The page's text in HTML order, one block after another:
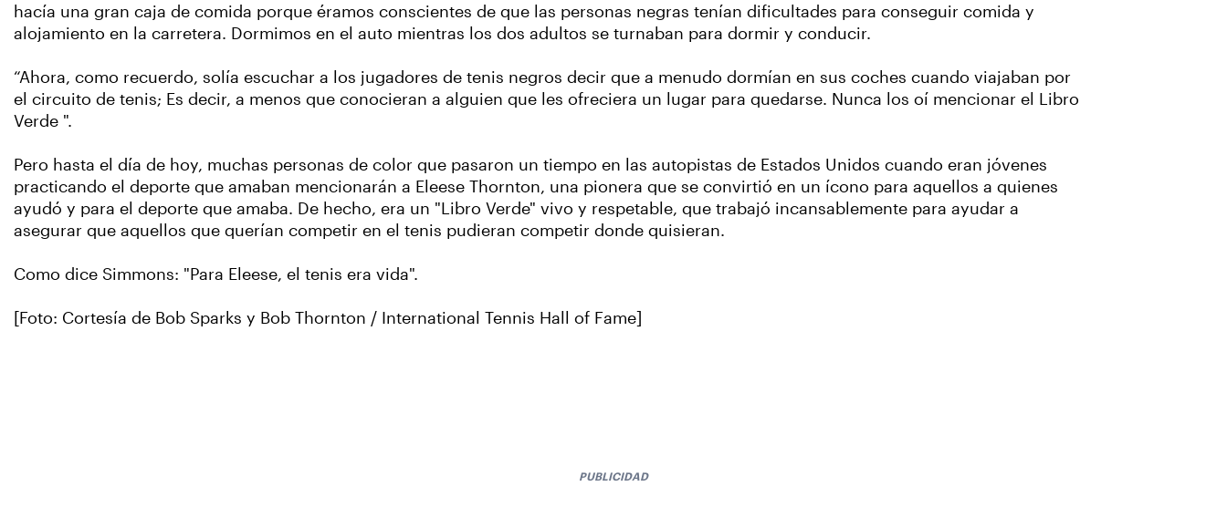
hacía una gran caja de comida porque éramos conscientes de que las personas negras tenían dificultades para conseguir comida y
alojamiento en la carretera. Dormimos en el auto mientras los dos adultos se turnaban para dormir y conducir.
“Ahora, como recuerdo, solía escuchar a los jugadores de tenis negros decir que a menudo dormían en sus coches cuando viajaban por
el circuito de tenis; Es decir, a menos que conocieran a alguien que les ofreciera un lugar para quedarse. Nunca los oí mencionar el Libro
Verde ".
Pero hasta el día de hoy, muchas personas de color que pasaron un tiempo en las autopistas de Estados Unidos cuando eran jóvenes
practicando el deporte que amaban mencionarán a Eleese Thornton, una pionera que se convirtió en un ícono para aquellos a quienes
ayudó y para el deporte que amaba. De hecho, era un "Libro Verde" vivo y respetable, que trabajó incansablemente para ayudar a
asegurar que aquellos que querían competir en el tenis pudieran competir donde quisieran.
Como dice Simmons: "Para Eleese, el tenis era vida".
[Foto: Cortesía de Bob Sparks y Bob Thornton / International Tennis Hall of Fame]
PUBLICIDAD